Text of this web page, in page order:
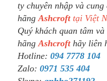
ty chuyên nhập và
hãngAshcrofttại Việt
Quý khách quan tâm
hãngAshcrofthãy liên
Hotline: 094 7778 104
Zalo: 0971 535 404